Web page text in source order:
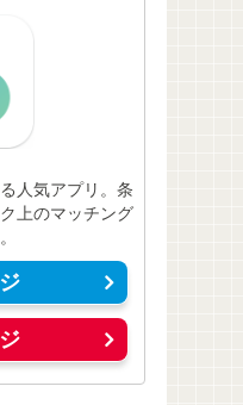
人気アプリ。条
上のマッチング